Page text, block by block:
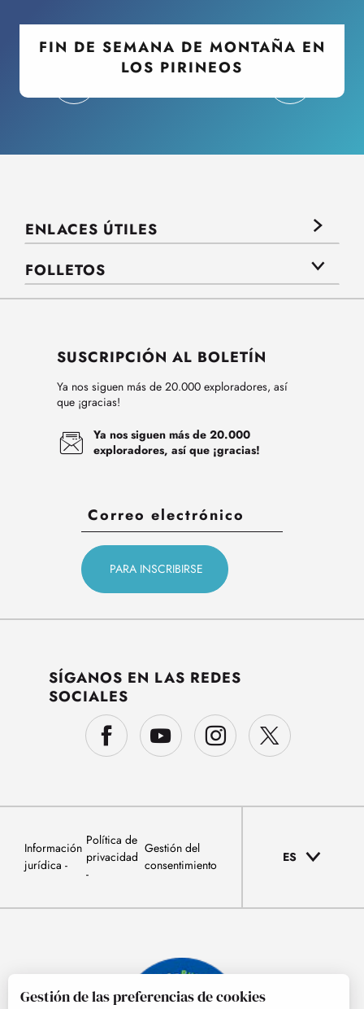
FIN DE SEMANA DE MONTAÑA EN
LOS PIRINEOS
ENLACES ÚTILES
FOLLETOS
SUSCRIPCIÓN AL BOLETÍN
Ya nos siguen más de 20.000 exploradores, así
que ¡gracias!
Ya nos siguen más de 20.000
exploradores, así que ¡gracias!
SÍGANOS EN LAS REDES
SOCIALES
Información
jurídica
Política de
privacidad
Gestión del
consentimiento
ES
Gestión de las preferencias de cookies